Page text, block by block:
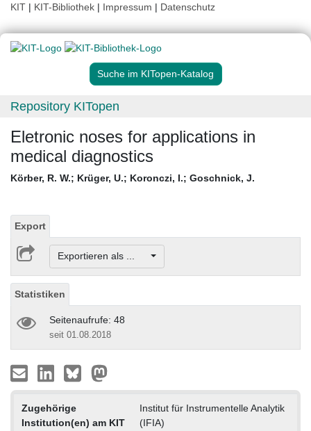
KIT | KIT-Bibliothek | Impressum | Datenschutz
Suche im KITopen-Katalog
Repository KITopen
Eletronic noses for applications in
medical diagnostics
Körber, R. W.; Krüger, U.; Koronczi, I.; Goschnick, J.
Export
Exportieren als ...
Statistiken
Seitenaufrufe: 48
seit 01.08.2018
Zugehörige
Institution(en) am KIT
Institut für Instrumentelle Analytik
(IFIA)